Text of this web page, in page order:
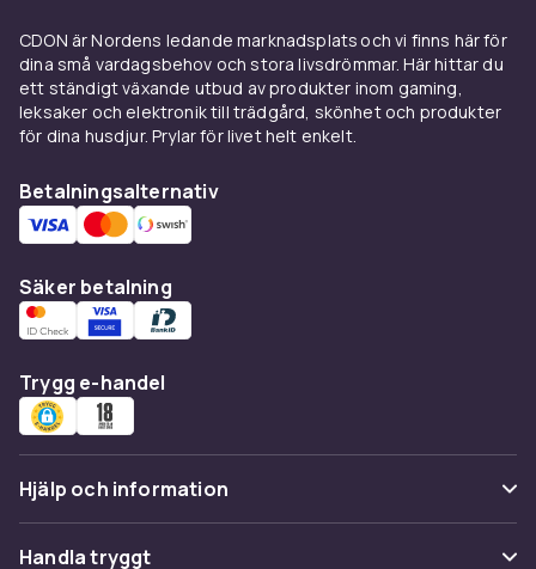
egenskaper och användningsområden.
Solvärmeduk (solarduk) av bubbelplast värmer
poolens vatten med solenergi medan den
skyddar mot smuts. Vinterduk är en tätare och
under vintersäsongen. Säkerhetsduk är ett
nätliknande skydd som förhindrar att barn och
husdjur faller i poolen.
Solvärmeduk - värm poolen
gratis med solens energi
Solvärmeduk av transparent eller blå
bubbelplast är ett energieffektivt sätt att höja
pooltemperaturen med 3-8 grader extra.
överför den till vattnet. En solvärmeduk i rätt
storlek kan förlänga badsäsongen med 4-6
veckor och minska uppvärmningskostnaderna
CDON är Nordens ledande marknadsplats och vi finns här för
dina små vardagsbehov och stora livsdrömmar. Här hittar du
ett ständigt växande utbud av produkter inom gaming,
leksaker och elektronik till trädgård, skönhet och produkter
för dina husdjur. Prylar för livet helt enkelt.
Betalningsalternativ
Säker betalning
Trygg e-handel
Hjälp och information
Vanliga frågor
Handla tryggt